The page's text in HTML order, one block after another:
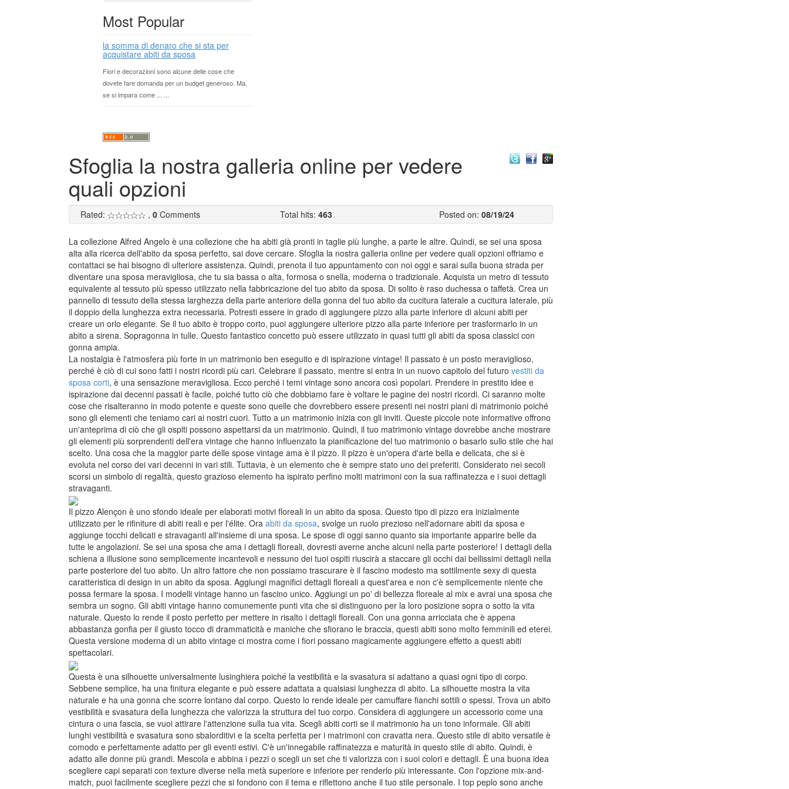
Most Popular
la somma di denaro che si sta per
acquistare abiti da sposa
Fiori e decorazioni sono alcune delle cose che
dovete fare domanda per un budget generoso. Ma,
se si impara come ... ...
Sfoglia la nostra galleria online per vedere
quali opzioni
Rated: , 0 Comments Total hits: 463 Posted on:08/19/24
La collezione Alfred Angelo è una collezione che ha abiti già pronti in taglie più lunghe, a parte le altre. Quindi, se sei una sposa
alta alla ricerca dell'abito da sposa perfetto, sai dove cercare. Sfoglia la nostra galleria online per vedere quali opzioni offriamo e
contattaci se hai bisogno di ulteriore assistenza. Quindi, prenota il tuo appuntamento con noi oggi e sarai sulla buona strada per
diventare una sposa meravigliosa, che tu sia bassa o alta, formosa o snella, moderna o tradizionale. Acquista un metro di tessuto
equivalente al tessuto più spesso utilizzato nella fabbricazione del tuo abito da sposa. Di solito è raso duchessa o taffetà. Crea un
pannello di tessuto della stessa larghezza della parte anteriore della gonna del tuo abito da cucitura laterale a cucitura laterale, più
il doppio della lunghezza extra necessaria. Potresti essere in grado di aggiungere pizzo alla parte inferiore di alcuni abiti per
creare un orlo elegante. Se il tuo abito è troppo corto, puoi aggiungere ulteriore pizzo alla parte inferiore per trasformarlo in un
abito a sirena. Sopragonna in tulle. Questo fantastico concetto può essere utilizzato in quasi tutti gli abiti da sposa classici con
gonna ampia.
La nostalgia è l'atmosfera più forte in un matrimonio ben eseguito e di ispirazione vintage! Il passato è un posto meraviglioso,
perché è ciò di cui sono fatti i nostri ricordi più cari. Celebrare il passato, mentre si entra in un nuovo capitolo del futuro vestiti da
sposa corti, è una sensazione meravigliosa. Ecco perché i temi vintage sono ancora così popolari. Prendere in prestito idee e
ispirazione dai decenni passati è facile, poiché tutto ciò che dobbiamo fare è voltare le pagine dei nostri ricordi. Ci saranno molte
cose che risalteranno in modo potente e queste sono quelle che dovrebbero essere presenti nei nostri piani di matrimonio poiché
sono gli elementi che teniamo cari ai nostri cuori. Tutto a un matrimonio inizia con gli inviti. Queste piccole note informative offrono
un'anteprima di ciò che gli ospiti possono aspettarsi da un matrimonio. Quindi, il tuo matrimonio vintage dovrebbe anche mostrare
gli elementi più sorprendenti dell'era vintage che hanno influenzato la pianificazione del tuo matrimonio o basarlo sullo stile che hai
scelto. Una cosa che la maggior parte delle spose vintage ama è il pizzo. Il pizzo è un'opera d'arte bella e delicata, che si è
evoluta nel corso dei vari decenni in vari stili. Tuttavia, è un elemento che è sempre stato uno dei preferiti. Considerato nei secoli
scorsi un simbolo di regalità, questo grazioso elemento ha ispirato perfino molti matrimoni con la sua raffinatezza e i suoi dettagli
stravaganti.
Il pizzo Alençon è uno sfondo ideale per elaborati motivi floreali in un abito da sposa. Questo tipo di pizzo era inizialmente
utilizzato per le rifiniture di abiti reali e per l'élite. Ora abiti da sposa, svolge un ruolo prezioso nell'adornare abiti da sposa e
aggiunge tocchi delicati e stravaganti all'insieme di una sposa. Le spose di oggi sanno quanto sia importante apparire belle da
tutte le angolazioni. Se sei una sposa che ama i dettagli floreali, dovresti averne anche alcuni nella parte posteriore! I dettagli della
schiena a illusione sono semplicemente incantevoli e nessuno dei tuoi ospiti riuscirà a staccare gli occhi dai bellissimi dettagli nella
parte posteriore del tuo abito. Un altro fattore che non possiamo trascurare è il fascino modesto ma sottilmente sexy di questa
caratteristica di design in un abito da sposa. Aggiungi magnifici dettagli floreali a quest'area e non c'è semplicemente niente che
possa fermare la sposa. I modelli vintage hanno un fascino unico. Aggiungi un po' di bellezza floreale al mix e avrai una sposa che
sembra un sogno. Gli abiti vintage hanno comunemente punti vita che si distinguono per la loro posizione sopra o sotto la vita
naturale. Questo lo rende il posto perfetto per mettere in risalto i dettagli floreali. Con una gonna arricciata che è appena
abbastanza gonfia per il giusto tocco di drammaticità e maniche che sfiorano le braccia, questi abiti sono molto femminili ed eterei.
Questa versione moderna di un abito vintage ci mostra come i fiori possano magicamente aggiungere effetto a questi abiti
spettacolari.
Questa è una silhouette universalmente lusinghiera poiché la vestibilità e la svasatura si adattano a quasi ogni tipo di corpo.
Sebbene semplice, ha una finitura elegante e può essere adattata a qualsiasi lunghezza di abito. La silhouette mostra la vita
naturale e ha una gonna che scorre lontano dal corpo. Questo lo rende ideale per camuffare fianchi sottili o spessi. Trova un abito
vestibilità e svasatura della lunghezza che valorizza la struttura del tuo corpo. Considera di aggiungere un accessorio come una
cintura o una fascia, se vuoi attirare l'attenzione sulla tua vita. Scegli abiti corti se il matrimonio ha un tono informale. Gli abiti
lunghi vestibilità e svasatura sono sbalorditivi e la scelta perfetta per i matrimoni con cravatta nera. Questo stile di abito versatile è
comodo e perfettamente adatto per gli eventi estivi. C'è un'innegabile raffinatezza e maturità in questo stile di abito. Quindi, è
adatto alle donne più grandi. Mescola e abbina i pezzi o scegli un set che ti valorizza con i suoi colori e dettagli. È una buona idea
scegliere capi separati con texture diverse nella metà superiore e inferiore per renderlo più interessante. Con l'opzione mix-and-
match, puoi facilmente scegliere pezzi che si fondono con il tema e riflettono anche il tuo stile personale. I top peplo sono anche